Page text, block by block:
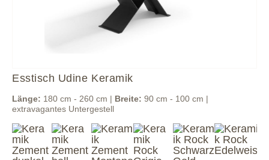
Esstisch Udine Keramik
Länge: 180 cm - 260 cm | Breite: 90 cm - 100 cm |
extravagantes Untergestell